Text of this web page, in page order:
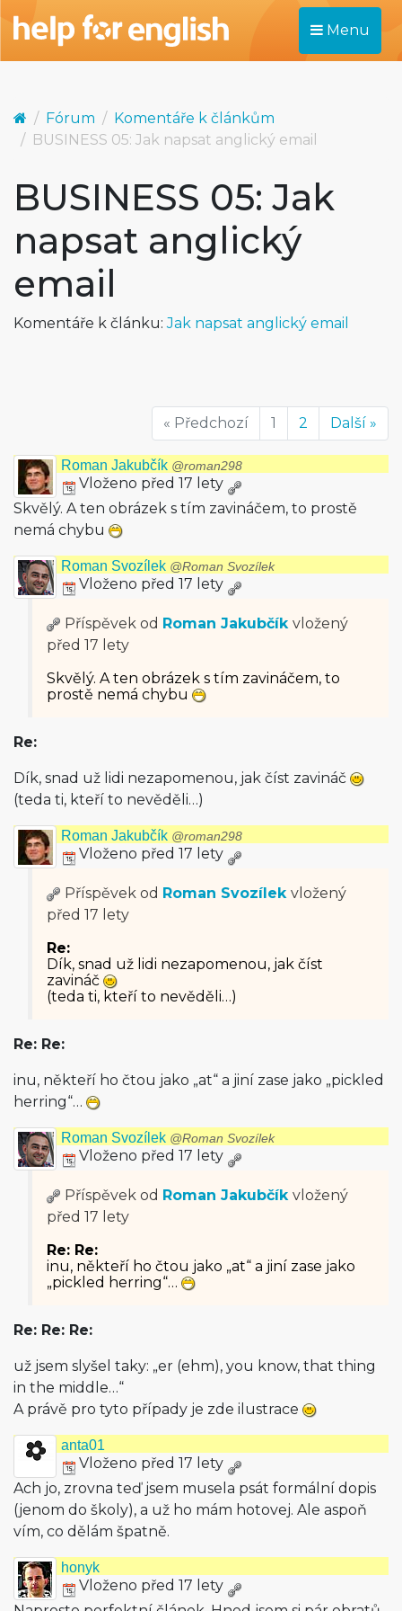
Menu
Fórum
Komentáře k článkům
BUSINESS 05: Jak napsat anglický email
BUSINESS 05: Jak
napsat anglický
email
Komentáře k článku:Jak napsat anglický email
« Předchozí 1 2 Další »
Roman Jakubčík @roman298
Vloženo před 17 lety
Skvělý. A ten obrázek s tím zavináčem, to prostě
nemá chybu
Roman Svozílek @Roman Svozílek
Vloženo před 17 lety
Příspěvek od Roman Jakubčík vložený
před 17 lety
Skvělý. A ten obrázek s tím zavináčem, to
prostě nemá chybu
Re:
Dík, snad už lidi nezapomenou, jak číst zavináč
(teda ti, kteří to nevěděli…)
Roman Jakubčík @roman298
Vloženo před 17 lety
Příspěvek od Roman Svozílek vložený
před 17 lety
Re:
Dík, snad už lidi nezapomenou, jak číst
zavináč
(teda ti, kteří to nevěděli…)
Re: Re:
inu, někteří ho čtou jako „at“ a jiní zase jako „pickled
herring“…
Roman Svozílek @Roman Svozílek
Vloženo před 17 lety
Příspěvek od Roman Jakubčík vložený
před 17 lety
Re: Re:
inu, někteří ho čtou jako „at“ a jiní zase jako
„pickled herring“…
Re: Re: Re:
už jsem slyšel taky: „er (ehm), you know, that thing
in the middle…“
A právě pro tyto případy je zde ilustrace
anta01
Vloženo před 17 lety
Ach jo, zrovna teď jsem musela psát formální dopis
(jenom do školy), a už ho mám hotovej. Ale aspoň
vím, co dělám špatně.
honyk
Vloženo před 17 lety